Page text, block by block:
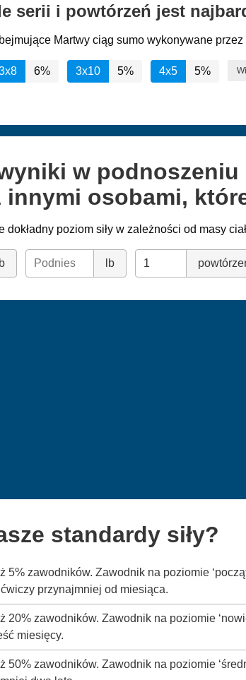
serii i powtórzeń jest
Martwy ciąg sumo wykonywane przez
6% 3x10 5% 4x5 5%
w
osobami,
dokładny poziom siły w zależności od masy
lb lb
standardy siły?
5% zawodników. Zawodnik na poziomie
przynajmniej od miesiąca.
20% zawodników. Zawodnik na poziomie
miesięcy.
50% zawodników. Zawodnik na poziomie